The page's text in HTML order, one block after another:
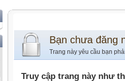
Bạn chưa đăng
Trang này yêu cầu bạn
Truy cập trang này như